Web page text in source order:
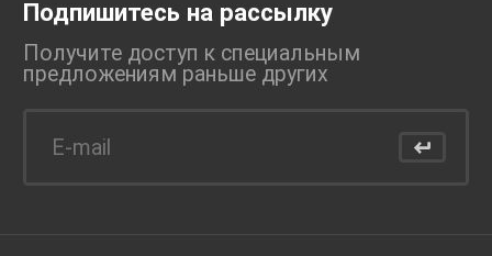
Подпишитесь на рассылку
Получите доступ к специальным
предложениям раньше других